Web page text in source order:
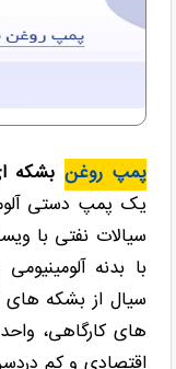
پمپ روغن بشکه
یک پمپ دستی
سیالات نفتی با
با بدنه
های کارگاهی،